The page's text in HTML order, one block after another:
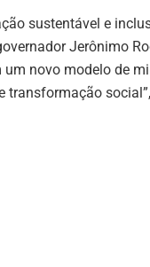
sustentável e
Jerônimo
novo modelo de
transformação